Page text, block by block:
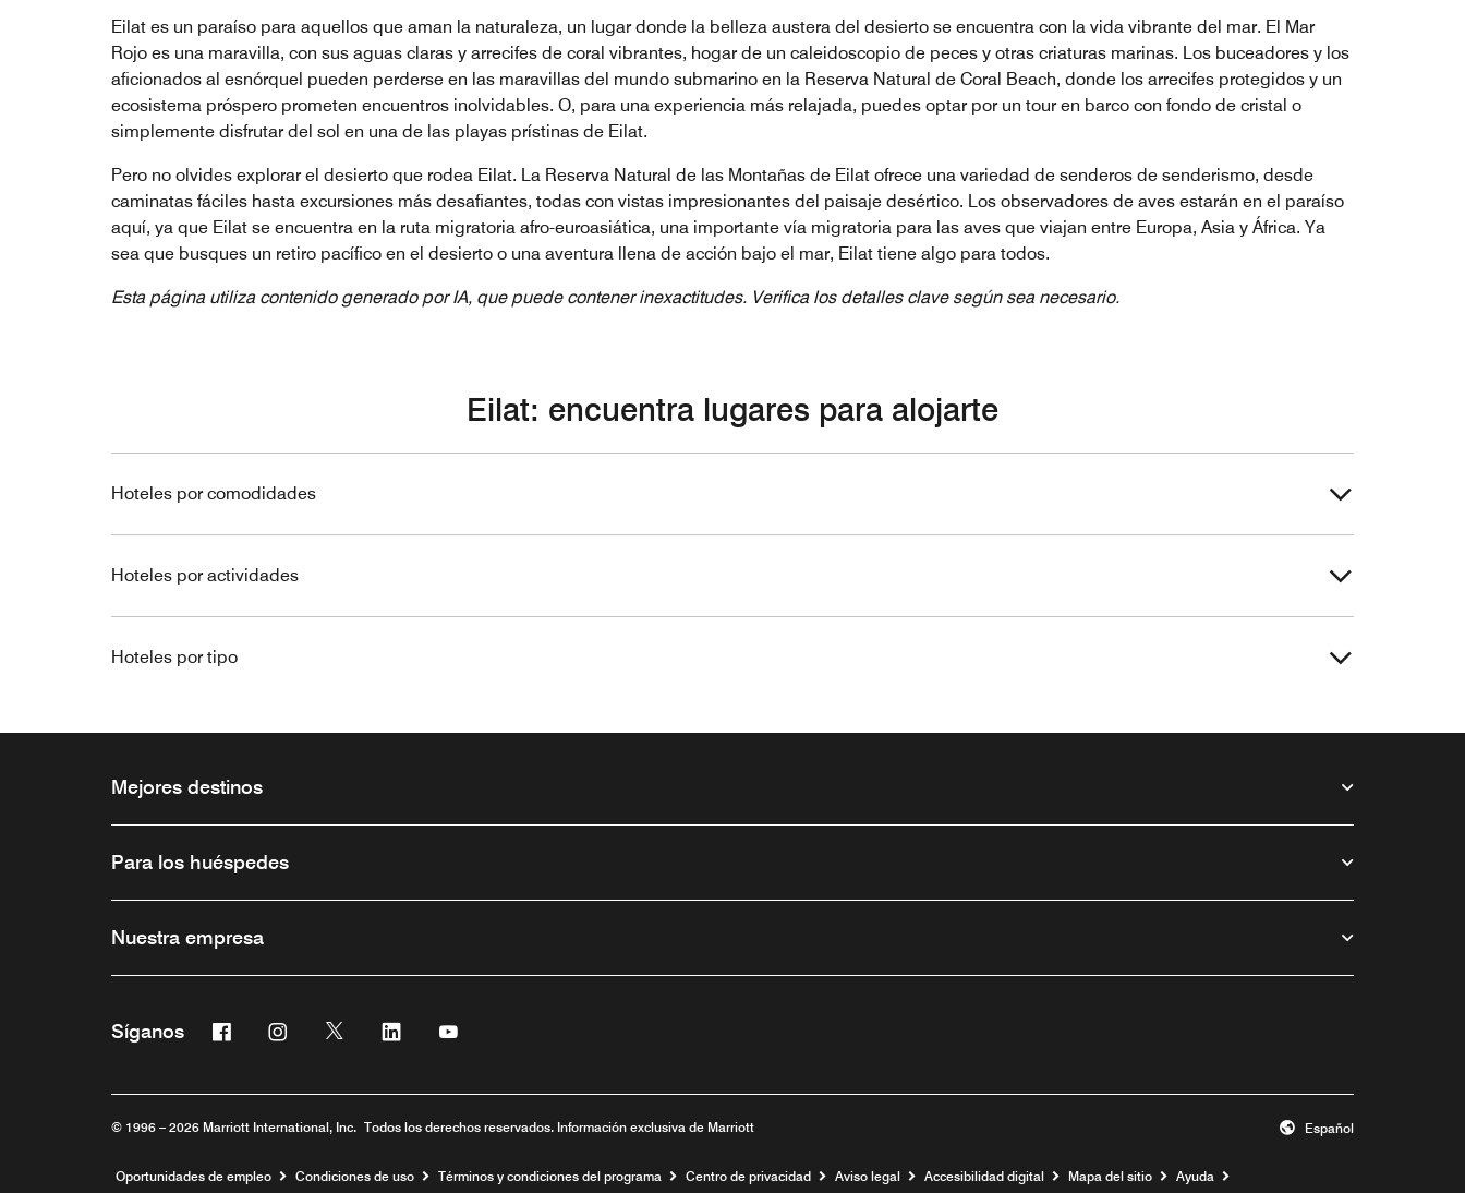
Eilat es un paraíso para aquellos que aman la naturaleza, un lugar donde la belleza austera del desierto se encuentra con la vida vibrante del mar. El Mar
Rojo es una maravilla, con sus aguas claras y arrecifes de coral vibrantes, hogar de un caleidoscopio de peces y otras criaturas marinas. Los buceadores y los
aficionados al esnórquel pueden perderse en las maravillas del mundo submarino en la Reserva Natural de Coral Beach, donde los arrecifes protegidos y un
ecosistema próspero prometen encuentros inolvidables. O, para una experiencia más relajada, puedes optar por un tour en barco con fondo de cristal o
simplemente disfrutar del sol en una de las playas prístinas de Eilat.
Pero no olvides explorar el desierto que rodea Eilat. La Reserva Natural de las Montañas de Eilat ofrece una variedad de senderos de senderismo, desde
caminatas fáciles hasta excursiones más desafiantes, todas con vistas impresionantes del paisaje desértico. Los observadores de aves estarán en el paraíso
aquí, ya que Eilat se encuentra en la ruta migratoria afro-euroasiática, una importante vía migratoria para las aves que viajan entre Europa, Asia y África. Ya
sea que busques un retiro pacífico en el desierto o una aventura llena de acción bajo el mar, Eilat tiene algo para todos.
Esta página utiliza contenido generado por IA, que puede contener inexactitudes. Verifica los detalles clave según sea necesario.
Eilat: encuentra lugares para alojarte
Hoteles por comodidades
Hoteles por actividades
Hoteles por tipo
Mejores destinos
Para los huéspedes
Nuestra empresa
Síganos Facebook
Abre una ventana nueva
Instagram
Abre una ventana nueva
Twitter
Abre una ventana nueva
Linkedin
Abre una ventana nueva
Abre una ventana nueva
© 1996 – 2026 Marriott International, Inc. Todos los derechos reservados. Información exclusiva de Marriott Español
Oportunidades de empleo Abre una ventana nueva
Condiciones de uso Términos y condiciones del programa Centro de privacidad Aviso legal Accesibilidad digital Mapa del sitio Ayuda